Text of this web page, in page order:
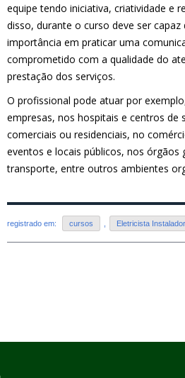
equipe tendo iniciativa, criatividade e
disso, durante o curso deve ser capaz
importância em praticar uma
comprometido com a qualidade do
prestação dos serviços.
O profissional pode atuar por
empresas, nos hospitais e centros de
comerciais ou residenciais, no
eventos e locais públicos, nos órgãos
transporte, entre outros ambientes
registrado em: cursos Eletricista